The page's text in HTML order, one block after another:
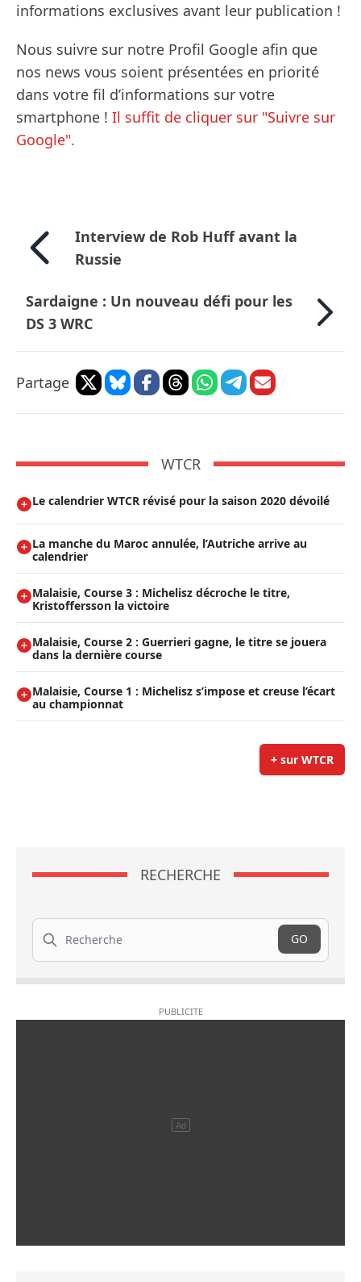
informations exclusives avant leur publication !
Nous suivre sur notre Profil Google afin que
nos news vous soient présentées en priorité
dans votre fil d’informations sur votre
smartphone ! Il suffit de cliquer sur "Suivre sur
Google".
Interview de Rob Huff avant la
Russie
Sardaigne : Un nouveau défi pour les
DS 3 WRC
Partage
WTCR
Le calendrier WTCR révisé pour la saison 2020 dévoilé
La manche du Maroc annulée, l’Autriche arrive au
calendrier
Malaisie, Course 3 : Michelisz décroche le titre,
Kristoffersson la victoire
Malaisie, Course 2 : Guerrieri gagne, le titre se jouera
dans la dernière course
Malaisie, Course 1 : Michelisz s’impose et creuse l’écart
au championnat
+ sur WTCR
RECHERCHE
Recherche
GO